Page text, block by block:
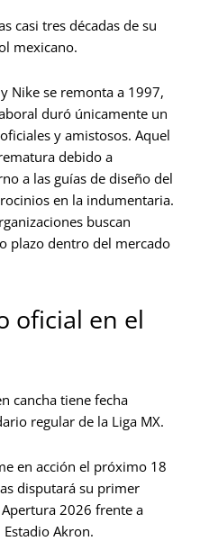
casi tres décadas de su
mexicano.
Nike se remonta a 1997,
duró únicamente un
y amistosos. Aquel
debido a
a las guías de diseño del
en la indumentaria.
buscan
plazo dentro del mercado
oficial en el
cancha tiene fecha
regular de la Liga MX.
en acción el próximo 18
disputará su primer
2026 frente a
Akron.